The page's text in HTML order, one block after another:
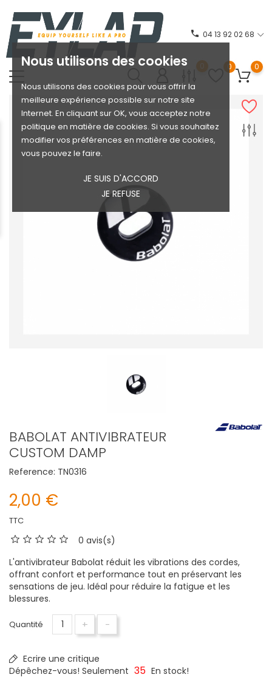
Nous utilisons des cookies
Nous utilisons des cookies pour vous offrir la
meilleure expérience possible sur notre site
Internet. En cliquant sur OK, vous acceptez notre
politique en matière de cookies. Si vous souhaitez
modifier vos préférences en matière de cookies,
vous pouvez le faire.
JE SUIS D'ACCORD
JE REFUSE
phone 04 13 92 02 68
0 0 0
BABOLAT ANTIVIBRATEUR
CUSTOM DAMP
Reference: TN0316
2,00 €
TTC
0 avis(s)
L'antivibrateur Babolat réduit les vibrations des cordes,
offrant confort et performance tout en préservant les
sensations de jeu. Idéal pour réduire la fatigue et les
blessures.
Quantité + -
Ecrire une critique
Dépêchez-vous! Seulement 35 En stock!